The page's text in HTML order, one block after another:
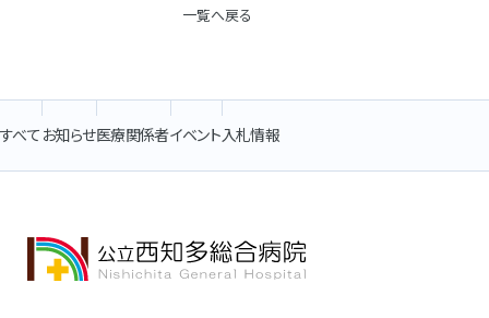
一覧へ戻る
すべて お知らせ医療関係者イベント入札情報